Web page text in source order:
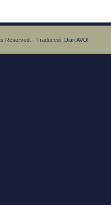
Reserved. - Traducció: Diari AVUI